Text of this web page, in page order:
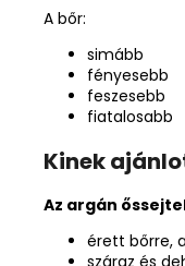
A bőr:
simább
fényesebb
feszesebb
fiatalosabb
Kinek
Az argán
érett bőrre,